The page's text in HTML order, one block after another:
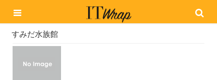
すみだ水族館